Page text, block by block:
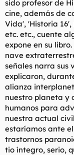
sido profesor de
cine, además de
Vida', 'Historia 16',
etc. etc., cuente
expone en su
nave
señales narra sus
explicaron,
alianza
nuestro planeta y
humanos para
nuestra actual
estaríamos ante
trastornos
tio íntegro, serio,